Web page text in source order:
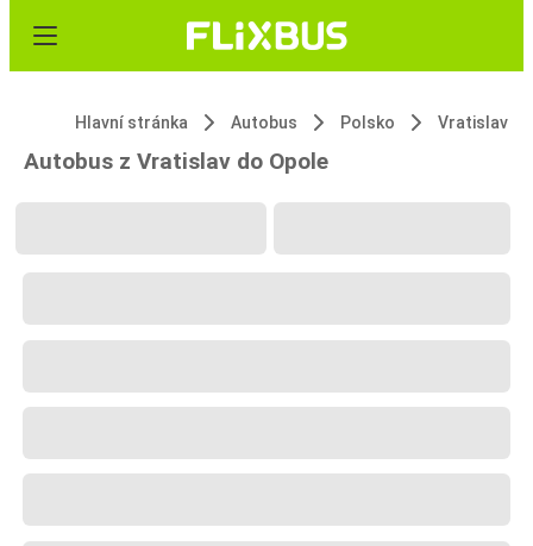
Hlavní stránka Autobus Polsko Vratislav
Autobus z Vratislav do Opole